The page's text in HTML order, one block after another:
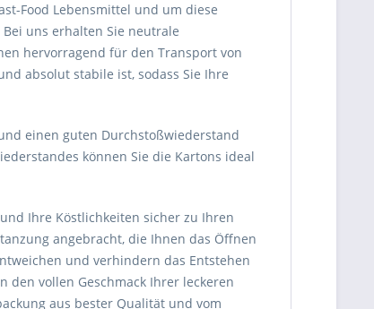
Food Lebensmittel und um diese
uns erhalten Sie neutrale
hervorragend für den Transport von
absolut stabile ist, sodass Sie Ihre
einen guten Durchstoßwiederstand
können Sie die Kartons ideal
Ihre Köstlichkeiten sicher zu Ihren
angebracht, die Ihnen das Öffnen
und verhindern das Entstehen
den vollen Geschmack Ihrer leckeren
aus bester Qualität und vom